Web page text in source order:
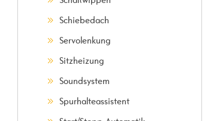
Schiebedach
Servolenkung
Sitzheizung
Soundsystem
Spurhalteassistent